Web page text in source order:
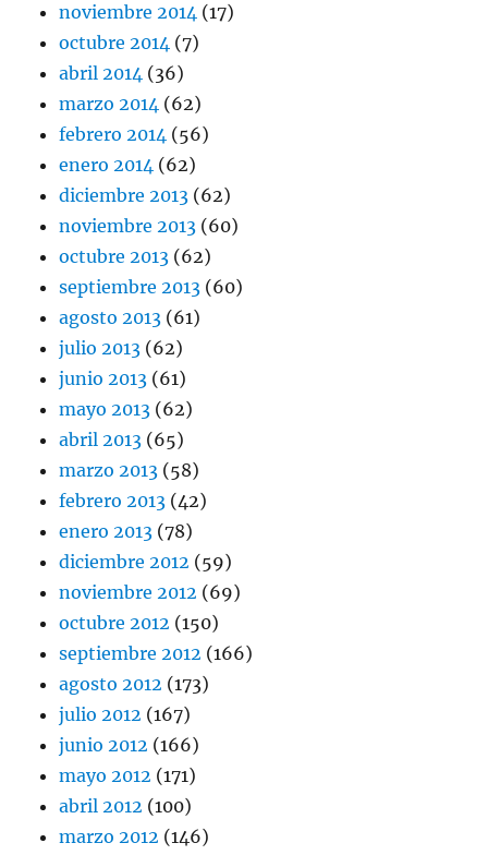
noviembre 2014 (17)
octubre 2014 (7)
abril 2014 (36)
marzo 2014 (62)
febrero 2014 (56)
enero 2014 (62)
diciembre 2013 (62)
noviembre 2013 (60)
octubre 2013 (62)
septiembre 2013 (60)
agosto 2013 (61)
julio 2013 (62)
junio 2013 (61)
mayo 2013 (62)
abril 2013 (65)
marzo 2013 (58)
febrero 2013 (42)
enero 2013 (78)
diciembre 2012 (59)
noviembre 2012 (69)
octubre 2012 (150)
septiembre 2012 (166)
agosto 2012 (173)
julio 2012 (167)
junio 2012 (166)
mayo 2012 (171)
abril 2012 (100)
marzo 2012 (146)